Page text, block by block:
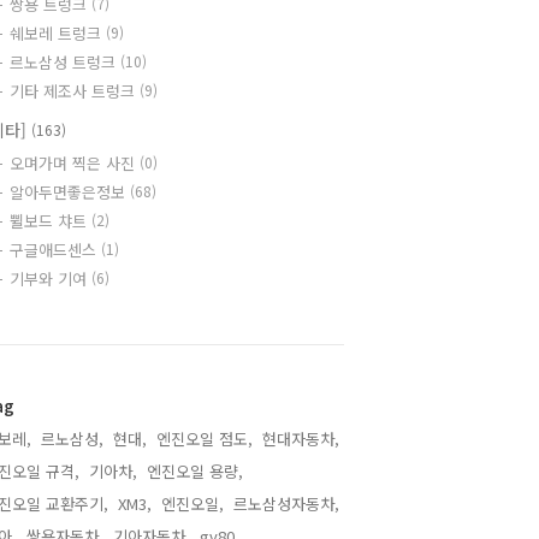
쉐보레 트렁크 (9)
르노삼성 트렁크 (10)
기타 제조사 트렁크 (9)
타] (163)
오며가며 찍은 사진 (0)
알아두면좋은정보 (68)
쀨보드 챠트 (2)
구글애드센스 (1)
기부와 기여 (6)
레, 르노삼성, 현대, 엔진오일 점도, 현대자동차,
오일 규격, 기아차, 엔진오일 용량,
오일 교환주기, XM3, 엔진오일, 르노삼성자동차,